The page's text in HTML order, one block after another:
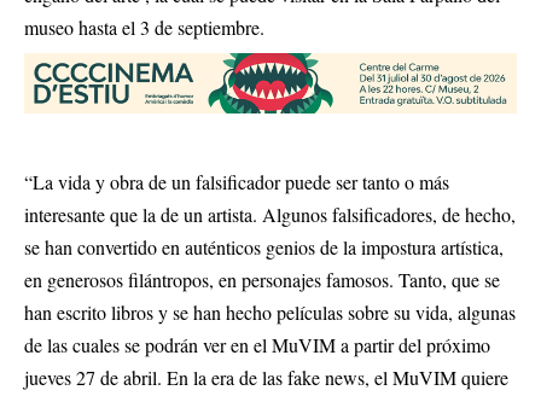
museo hasta el 3 de septiembre.
“La vida y obra de un falsificador puede ser tanto o más
interesante que la de un artista. Algunos falsificadores, de hecho,
se han convertido en auténticos genios de la impostura artística,
en generosos filántropos, en personajes famosos. Tanto, que se
han escrito libros y se han hecho películas sobre su vida, algunas
de las cuales se podrán ver en el MuVIM a partir del próximo
jueves 27 de abril. En la era de las fake news, el MuVIM quiere